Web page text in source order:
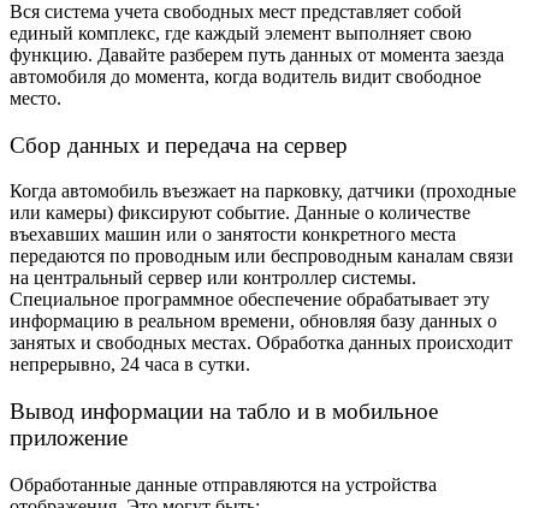
Вся система учета свободных мест представляет собой
единый комплекс, где каждый элемент выполняет свою
функцию. Давайте разберем путь данных от момента заезда
автомобиля до момента, когда водитель видит свободное
место.
Сбор данных и передача на сервер
Когда автомобиль въезжает на парковку, датчики (проходные
или камеры) фиксируют событие. Данные о количестве
въехавших машин или о занятости конкретного места
передаются по проводным или беспроводным каналам связи
на центральный сервер или контроллер системы.
Специальное программное обеспечение обрабатывает эту
информацию в реальном времени, обновляя базу данных о
занятых и свободных местах. Обработка данных происходит
непрерывно, 24 часа в сутки.
Вывод информации на табло и в мобильное
приложение
Обработанные данные отправляются на устройства